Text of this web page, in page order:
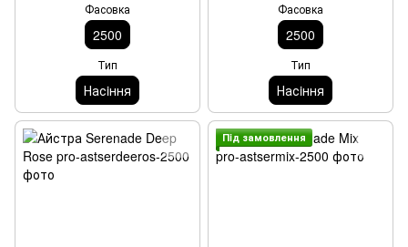
Фасовка
2500
Тип
Насiння
Фасовка
2500
Тип
Насiння
Пiд замовлення